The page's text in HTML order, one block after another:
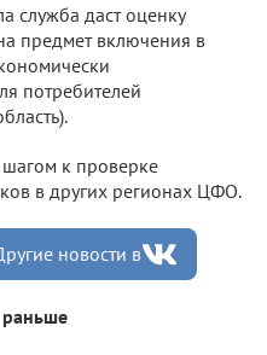
служба даст оценку
предмет включения в
потребителей
шагом к проверке
в других регионах ЦФО.
новости в
раньше